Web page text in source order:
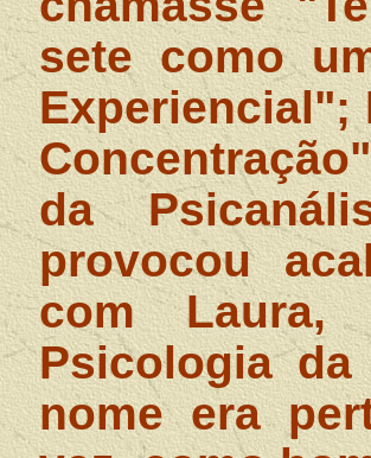
sete como
Experiencial";
da
provocou
com
Psicologia
nome era